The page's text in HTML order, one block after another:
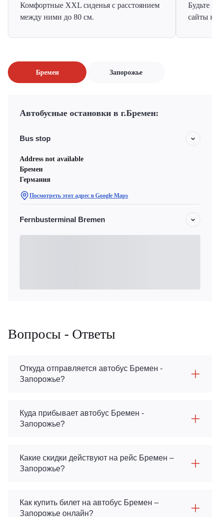
Комфортные XXL сиденья с расстоянием
между ними до 80 см.
Будьте
сайты на
Бремен Запорожье
Автобусные остановки в г.Бремен:
Bus stop
Address not available
Бремен
Германия
Посмотреть этот адрес в Google Maps
Fernbusterminal Bremen
Вопросы - Ответы
Откуда отправляется автобус Бремен -
Запорожье?
Куда прибывает автобус Бремен -
Запорожье?
Какие скидки действуют на рейс Бремен –
Запорожье?
Как купить билет на автобус Бремен –
Запорожье онлайн?